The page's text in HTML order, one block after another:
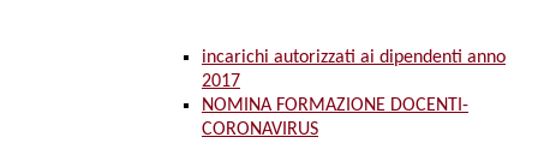
incarichi autorizzati ai dipendenti anno
2017
NOMINA FORMAZIONE DOCENTI-
CORONAVIRUS